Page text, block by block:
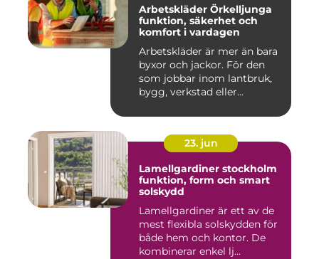
Arbetskläder Örkelljunga
funktion, säkerhet och
komfort i vardagen
Arbetskläder är mer än bara
byxor och jackor. För den
som jobbar inom lantbruk,
bygg, verkstad eller...
23. jun
Lamellgardiner stockholm
funktion, form och smart
solskydd
Lamellgardiner är ett av de
mest flexibla solskydden för
både hem och kontor. De
kombinerar enkel lj...